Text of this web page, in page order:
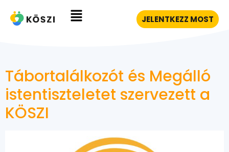
JELENTKEZZ MOST
Tábortalálkozót és Megálló
istentiszteletet szervezett a
KÖSZI